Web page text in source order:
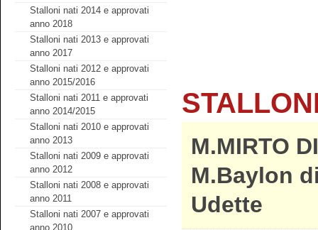
Stalloni nati 2014 e approvati
anno 2018
Stalloni nati 2013 e approvati
anno 2017
Stalloni nati 2012 e approvati
anno 2015/2016
Stalloni nati 2011 e approvati
anno 2014/2015
Stalloni nati 2010 e approvati
anno 2013
Stalloni nati 2009 e approvati
anno 2012
Stalloni nati 2008 e approvati
anno 2011
Stalloni nati 2007 e approvati
anno 2010
M.MIRTO
M.Baylon
Udette